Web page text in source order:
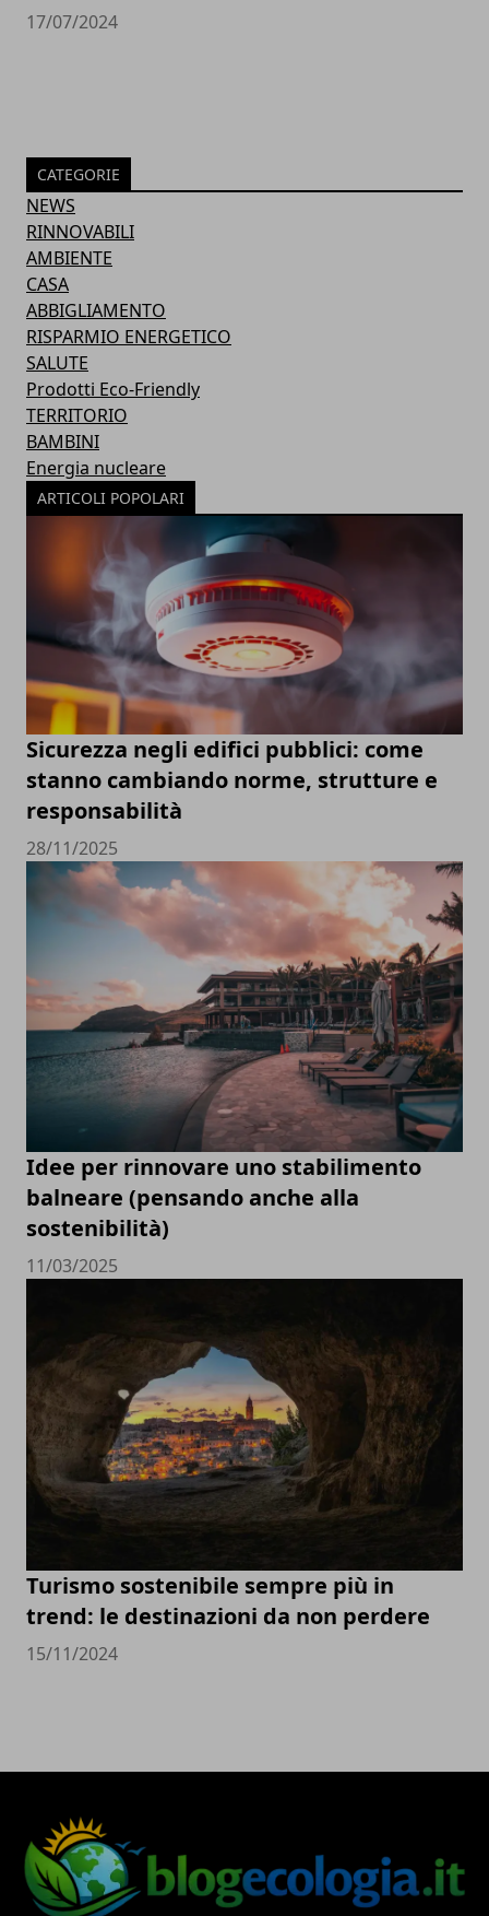
17/07/2024
CATEGORIE
NEWS
RINNOVABILI
AMBIENTE
CASA
ABBIGLIAMENTO
RISPARMIO ENERGETICO
SALUTE
Prodotti Eco-Friendly
TERRITORIO
BAMBINI
Energia nucleare
ARTICOLI POPOLARI
Sicurezza negli edifici pubblici: come
stanno cambiando norme, strutture e
responsabilità
28/11/2025
Idee per rinnovare uno stabilimento
balneare (pensando anche alla
sostenibilità)
11/03/2025
Turismo sostenibile sempre più in
trend: le destinazioni da non perdere
15/11/2024